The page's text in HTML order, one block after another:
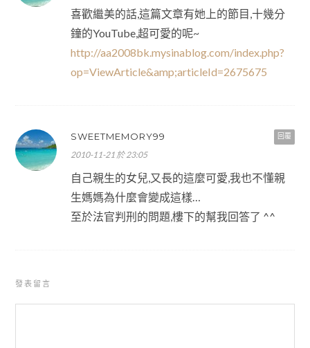
喜歡繼美的話,這篇文章有她上的節目,十幾分
鐘的YouTube,超可愛的呢~
http://aa2008bk.mysinablog.com/index.php?
op=ViewArticle&amp;articleId=2675675
回覆
SWEETMEMORY99
2010-11-21 於 23:05
自己親生的女兒,又長的這麼可愛,我也不懂親
生媽媽為什麼會變成這樣…
至於法官判刑的問題,樓下的幫我回答了 ^^
發表留言